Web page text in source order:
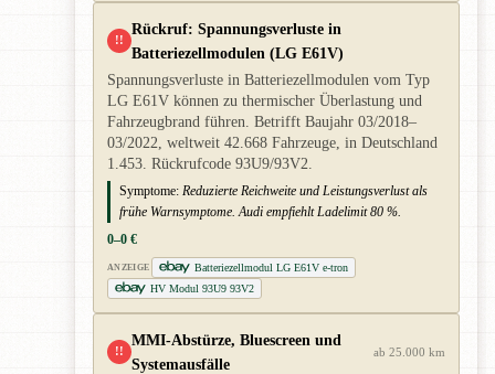
!!
Rückruf: Spannungsverluste in
Batteriezellmodulen (LG E61V)
Spannungsverluste in Batteriezellmodulen vom Typ
LG E61V können zu thermischer Überlastung und
Fahrzeugbrand führen. Betrifft Baujahr 03/2018–
03/2022, weltweit 42.668 Fahrzeuge, in Deutschland
1.453. Rückrufcode 93U9/93V2.
Symptome: Reduzierte Reichweite und Leistungsverlust als
frühe Warnsymptome. Audi empfiehlt Ladelimit 80 %.
0–0 €
ANZEIGE
Batteriezellmodul LG E61V e-tron
HV Modul 93U9 93V2
!!
MMI-Abstürze, Bluescreen und
Systemausfälle
ab 25.000 km